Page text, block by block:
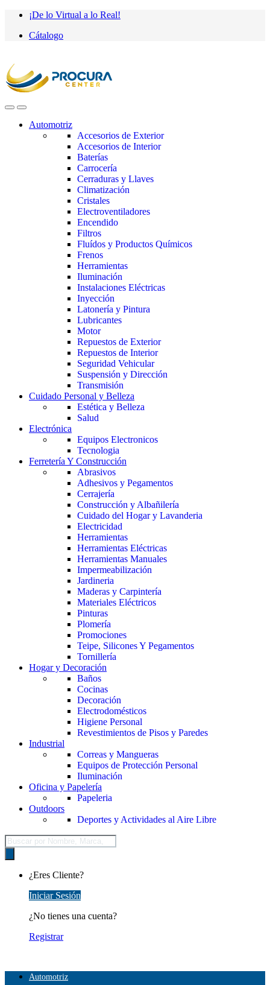
Saltar
navegación
saltar
contenido
¡De lo Virtual a lo Real!
Cátalogo
Automotriz
Accesorios de Exterior
Accesorios de Interior
Baterías
Carrocería
Cerraduras y Llaves
Climatización
Cristales
Electroventiladores
Encendido
Filtros
Fluídos y Productos Químicos
Frenos
Herramientas
Iluminación
Instalaciones Eléctricas
Inyección
Latonería y Pintura
Lubricantes
Motor
Repuestos de Exterior
Repuestos de Interior
Seguridad Vehicular
Suspensión y Dirección
Transmisión
Cuidado Personal y Belleza
Estética y Belleza
Salud
Electrónica
Equipos Electronicos
Tecnologia
Ferretería Y Construcción
Abrasivos
Adhesivos y Pegamentos
Cerrajería
Construcción y Albañilería
Cuidado del Hogar y Lavanderia
Electricidad
Herramientas
Herramientas Eléctricas
Herramientas Manuales
Impermeabilización
Jardineria
Maderas y Carpintería
Materiales Eléctricos
Pinturas
Plomería
Promociones
Teipe, Silicones Y Pegamentos
Tornillería
Hogar y Decoración
Baños
Cocinas
Decoración
Electrodomésticos
Higiene Personal
Revestimientos de Pisos y Paredes
Industrial
Correas y Mangueras
Equipos de Protección Personal
Iluminación
Oficina y Papelería
Papeleria
Outdoors
Deportes y Actividades al Aire Libre
Búsqueda
de
productos
¿Eres Cliente?
Iniciar Sesión
¿No tienes una cuenta?
Registrar
Automotriz